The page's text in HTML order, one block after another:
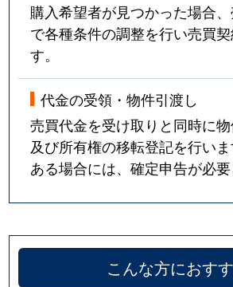
購入希望者が見つかった場合
で各種条件の調整を行い売買
す。
代金の受領・物件引渡し
売買代金を受け取りと同時に
及び所有権の移転登記を行い
ある場合には、確定申告が必要
こんな方におす